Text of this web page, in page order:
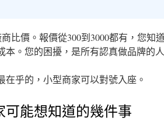
比價。報價從300到3000都有，您知
。您的困擾，是所有認真做品牌的
乎的，小型商家可以對號入座。
能想知道的幾件事